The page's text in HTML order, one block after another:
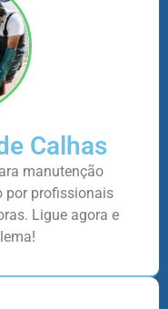
Calhas
manutenção
por profissionais
Ligue agora e